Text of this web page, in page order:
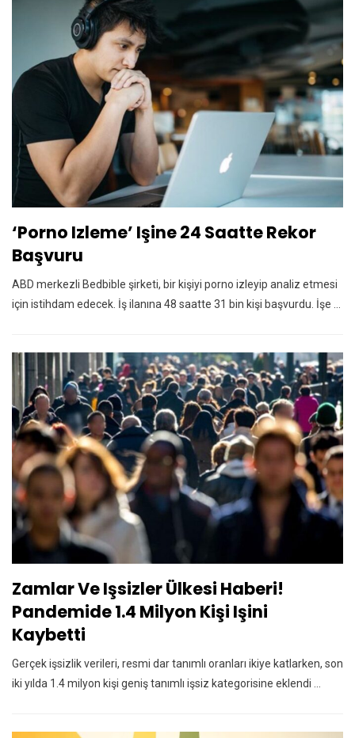
‘Porno Izleme’ Işine 24 Saatte Rekor
Başvuru
ABD merkezli Bedbible şirketi, bir kişiyi porno izleyip analiz etmesi
için istihdam edecek. İş ilanına 48 saatte 31 bin kişi başvurdu. İşe ...
Zamlar Ve Işsizler Ülkesi Haberi!
Pandemide 1.4 Milyon Kişi Işini
Kaybetti
Gerçek işsizlik verileri, resmi dar tanımlı oranları ikiye katlarken, son
iki yılda 1.4 milyon kişi geniş tanımlı işsiz kategorisine eklendi ...